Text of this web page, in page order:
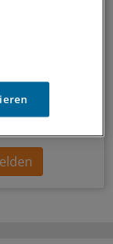
Sie sich von
seien Sie immer